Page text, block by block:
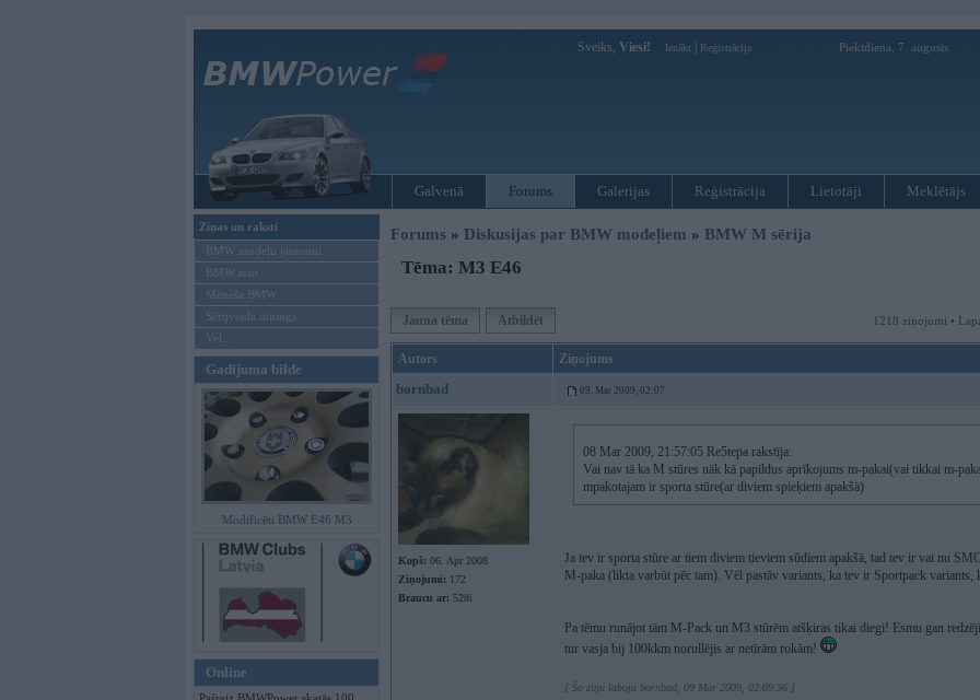
Sveiks, Viesi! Ienākt Reģistrācija Piektdiena, 7. augusts
Galvenā Forums Galerijas Reģistrācija Lietotāji Meklētājs
Ziņas un raksti
BMW modeļu jaunumi
BMW testi
Mēneša BMW
Sērijveida tūnings
Vel...
Gadījuma bilde
Modificēti BMW E46 M3
Online
Forums » Diskusijas par BMW modeļiem » BMW M sērija
Tēma: M3 E46
Jauna tēma Atbildēt 1218 ziņojumi •
Autors Ziņojums
bornbad 09. Mar 2009, 02:07
Kopš: 06. Apr 2008
Ziņojumi: 172
Braucu ar: 528i
08 Mar 2009, 21:57:05 Re5tepa rakstīja:
Vai nav tā ka M stūres nāk kā papildus aprīkojums m-pakai(vai tikkai m-
mpakotajam ir sporta stūre(ar diviem spieķiem apakšā)
Ja tev ir sporta stūre ar tiem diviem tieviem sūdiem apakšā, tad tev ir vai nu
M-paka (likta varbūt pēc tam). Vēl pastāv variants, ka tev ir Sportpack variants,
Pa tēmu runājot tām M-Pack un M3 stūrēm atšķiras tikai diegi! Esmu gan
tur vasja bij 100kkm norullējis ar netīrām rokām!
[ Šo ziņu laboja bornbad, 09 Mar 2009, 02:09:36 ]